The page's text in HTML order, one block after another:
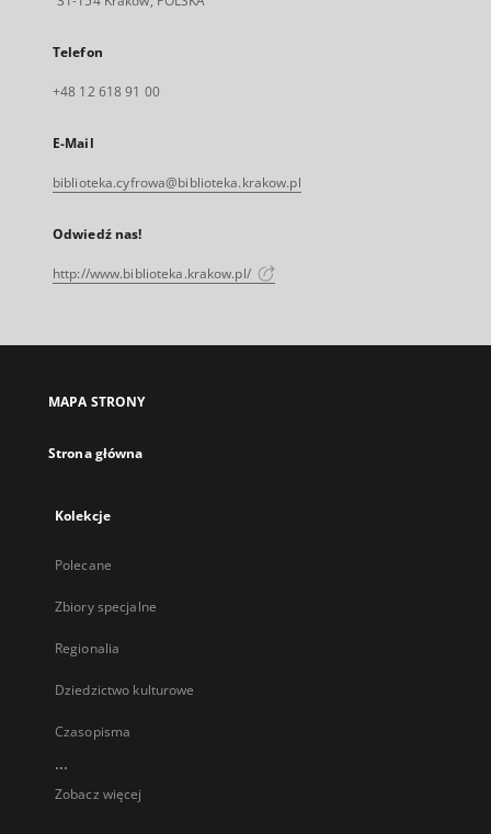
Telefon
+48 12 618 91 00
E-Mail
biblioteka.cyfrowa@biblioteka.krakow.pl
Odwiedź nas!
http://www.biblioteka.krakow.pl/
MAPA STRONY
Strona główna
Kolekcje
Polecane
Zbiory specjalne
Regionalia
Dziedzictwo kulturowe
Czasopisma
...
Zobacz więcej